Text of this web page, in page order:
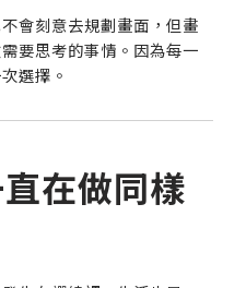
會刻意去規劃畫面，但畫
要思考的事情。因為每一
選擇。
在做同樣